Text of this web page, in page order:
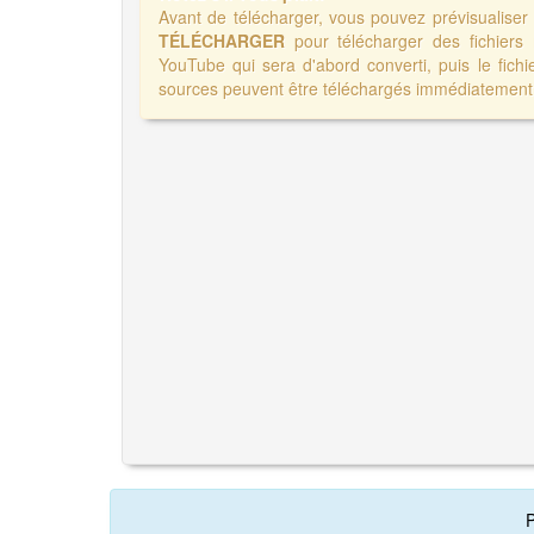
Avant de télécharger, vous pouvez
TÉLÉCHARGER pour télécharger des
YouTube qui sera d'abord converti, puis le
sources peuvent être téléchargés